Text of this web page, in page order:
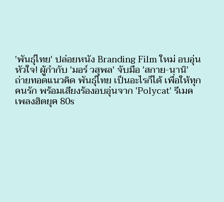
'พันธุ์ไทย' ปล่อยหนัง Branding Film ใหม่ อบอุ่น
หัวใจ! ผู้กำกับ 'มอร์ วสุพล' จับมือ 'สกาย-นานิ'
ถ่ายทอดแนวคิด พันธุ์ไทย เป็นอะไรก็ได้ เพื่อให้ทุก
คนรัก พร้อมเสียงร้องอบอุ่นจาก 'Polycat' รีเมค
เพลงฮิตยุค 80s